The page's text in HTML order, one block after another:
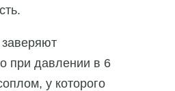
при давлении в 6
у которого